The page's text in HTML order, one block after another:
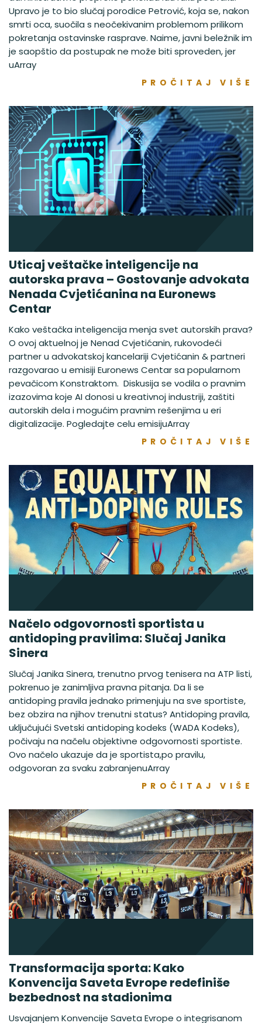
Upravo je to bio slučaj porodice Petrović, koja se, nakon
smrti oca, suočila s neočekivanim problemom prilikom
pokretanja ostavinske rasprave. Naime, javni beležnik im
je saopštio da postupak ne može biti sproveden, jer
uArray
PROČITAJ VIŠE
Uticaj veštačke inteligencije na
autorska prava – Gostovanje advokata
Nenada Cvjetićanina na Euronews
Centar
Kako veštačka inteligencija menja svet autorskih prava?
O ovoj aktuelnoj je Nenad Cvjetićanin, rukovodeći
partner u advokatskoj kancelariji Cvjetićanin & partneri
razgovarao u emisiji Euronews Centar sa popularnom
pevačicom Konstraktom. Diskusija se vodila o pravnim
izazovima koje AI donosi u kreativnoj industriji, zaštiti
autorskih dela i mogućim pravnim rešenjima u eri
digitalizacije. Pogledajte celu emisijuArray
PROČITAJ VIŠE
Načelo odgovornosti sportista u
antidoping pravilima: Slučaj Janika
Sinera
Slučaj Janika Sinera, trenutno prvog tenisera na ATP listi,
pokrenuo je zanimljiva pravna pitanja. Da li se
antidoping pravila jednako primenjuju na sve sportiste,
bez obzira na njihov trenutni status? Antidoping pravila,
uključujući Svetski antidoping kodeks (WADA Kodeks),
počivaju na načelu objektivne odgovornosti sportiste.
Ovo načelo ukazuje da je sportista,po pravilu,
odgovoran za svaku zabranjenuArray
PROČITAJ VIŠE
Transformacija sporta: Kako
Konvencija Saveta Evrope redefiniše
bezbednost na stadionima
Usvajanjem Konvencije Saveta Evrope o integrisanom